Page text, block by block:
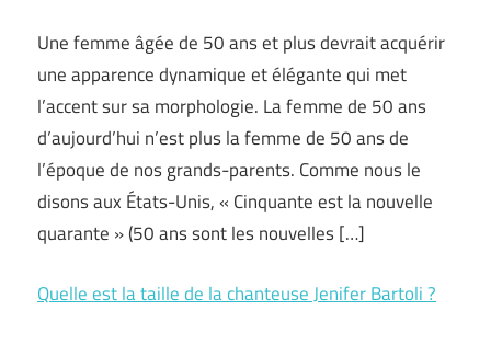
Une femme âgée de 50 ans et plus devrait acquérir
une apparence dynamique et élégante qui met
l’accent sur sa morphologie. La femme de 50 ans
d’aujourd’hui n’est plus la femme de 50 ans de
l’époque de nos grands-parents. Comme nous le
disons aux États-Unis, « Cinquante est la nouvelle
quarante » (50 ans sont les nouvelles […]
Quelle est la taille de la chanteuse Jenifer Bartoli ?